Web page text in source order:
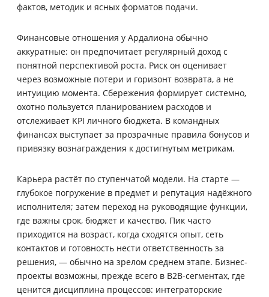
фактов, методик и ясных форматов подачи.
Финансовые отношения у Ардалиона обычно
аккуратные: он предпочитает регулярный доход с
понятной перспективой роста. Риск он оценивает
через возможные потери и горизонт возврата, а не
интуицию момента. Сбережения формирует системно,
охотно пользуется планированием расходов и
отслеживает KPI личного бюджета. В командных
финансах выступает за прозрачные правила бонусов и
привязку вознаграждения к достигнутым метрикам.
Карьера растёт по ступенчатой модели. На старте —
глубокое погружение в предмет и репутация надёжного
исполнителя; затем переход на руководящие функции,
где важны срок, бюджет и качество. Пик часто
приходится на возраст, когда сходятся опыт, сеть
контактов и готовность нести ответственность за
решения, — обычно на зрелом среднем этапе. Бизнес-
проекты возможны, прежде всего в B2B-сегментах, где
ценится дисциплина процессов: интеграторские